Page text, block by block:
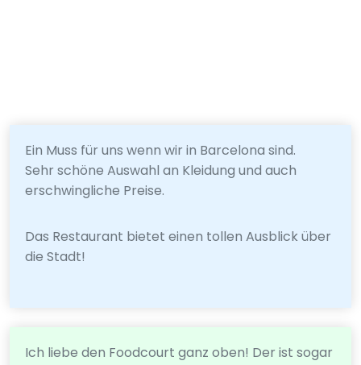
Ein Muss für uns wenn wir in Barcelona sind.
Sehr schöne Auswahl an Kleidung und auch
erschwingliche Preise.
Das Restaurant bietet einen tollen Ausblick über
die Stadt!
Ich liebe den Foodcourt ganz oben! Der ist sogar